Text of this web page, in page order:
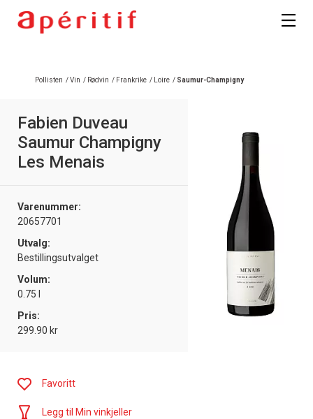
Pollisten /Vin / Rødvin / Frankrike / Loire / Saumur-Champigny
Fabien Duveau
Saumur Champigny
Les Menais
Varenummer:
20657701
Utvalg:
Bestillingsutvalget
Volum:
0.75 l
Pris:
299.90 kr
Favoritt
Legg til Min vinkjeller